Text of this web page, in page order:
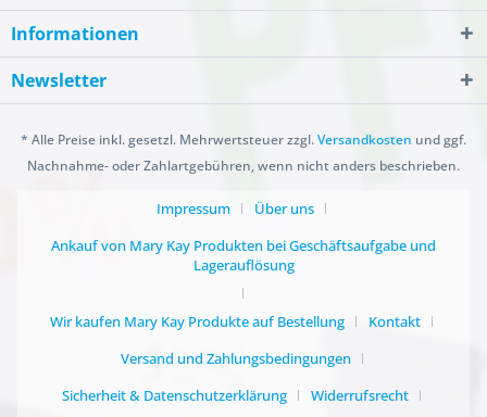
Informationen
Newsletter
* Alle Preise inkl. gesetzl. Mehrwertsteuer zzgl.Versandkosten und ggf.
Nachnahme- oder Zahlartgebühren, wenn nicht anders beschrieben.
Impressum
Über uns
Ankauf von Mary Kay Produkten bei Geschäftsaufgabe und
Lagerauflösung
Wir kaufen Mary Kay Produkte auf Bestellung
Kontakt
Versand und Zahlungsbedingungen
Sicherheit & Datenschutzerklärung
Widerrufsrecht